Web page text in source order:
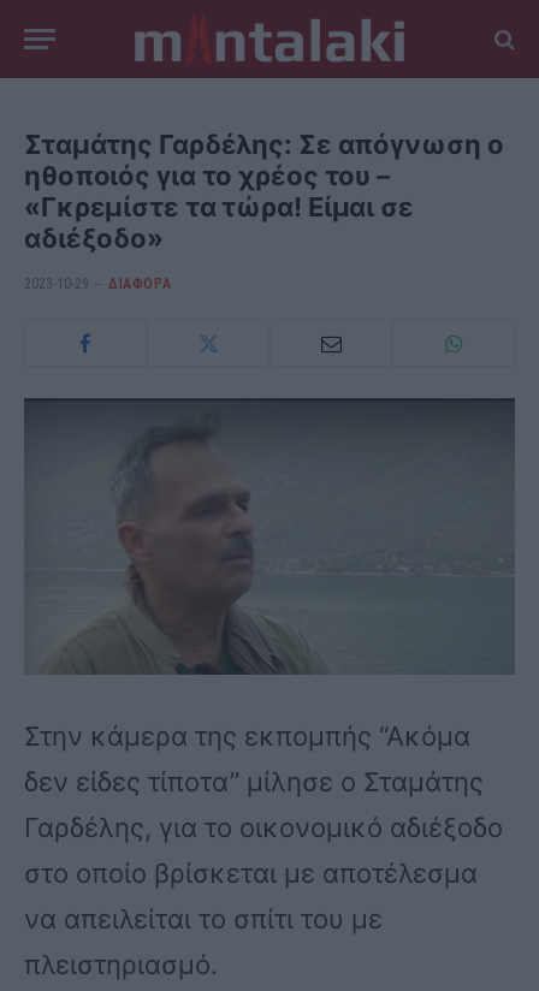
Σταμάτης Γαρδέλης: Σε απόγνωση ο
ηθοποιός για το χρέος του –
«Γκρεμίστε τα τώρα! Είμαι σε
αδιέξοδο»
2023-10-29 ΔΙΆΦΟΡΑ
Στην κάμερα της εκπομπής “Ακόμα
δεν είδες τίποτα” μίλησε ο Σταμάτης
Γαρδέλης, για το οικονομικό αδιέξοδο
στο οποίο βρίσκεται με αποτέλεσμα
να απειλείται το σπίτι του με
πλειστηριασμό.